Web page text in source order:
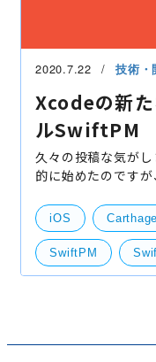
2020.7.22 技術・
Xcodeの新
ルSwiftPM
久々の投稿な気がします。 最近 SwiftUI
的に始めたのです
で紹介したいと思
社内
iOS Carthage
SwiftPM